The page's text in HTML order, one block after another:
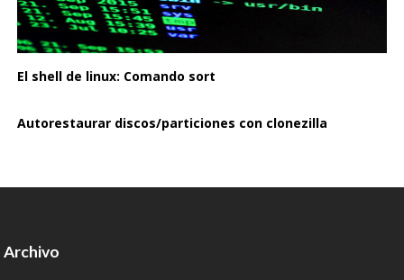
El shell de linux: Comando sort
Autorestaurar discos/particiones con clonezilla
Archivo